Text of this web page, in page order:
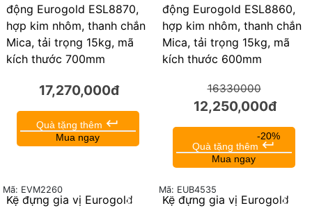
động Eurogold ESL8870,
hợp kim nhôm, thanh chắn
Mica, tải trọng 15kg, mã
kích thước 700mm
17,270,000đ
Quà tặng thêm keyboard_return
Mua ngay
động Eurogold ESL8860,
hợp kim nhôm, thanh chắn
Mica, tải trọng 15kg, mã
kích thước 600mm
16330000
12,250,000đ
-20%
Quà tặng thêm keyboard_return
Mua ngay
25%
Kệ đựng gia vị Eurogold
Mã: EVM2260
23%
Kệ đựng gia vị Eurogold
Mã: EUB4535